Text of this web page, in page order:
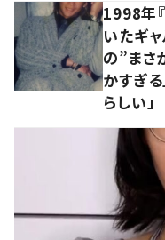
1998年
いたギ
の”まさ
かすぎる
らしい」